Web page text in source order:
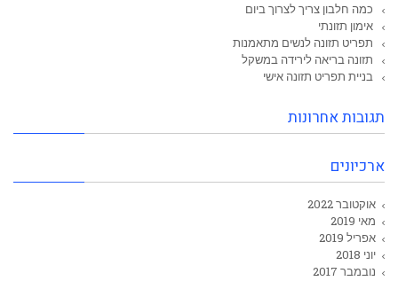
כמה חלבון צריך לצרוך ביום
אימון תזונתי
תפריט תזונה לנשים מתאמנות
תזונה בריאה לירידה במשקל
בניית תפריט תזונה אישי
תגובות אחרונות
ארכיונים
אוקטובר 2022
מאי 2019
אפריל 2019
יוני 2018
נובמבר 2017